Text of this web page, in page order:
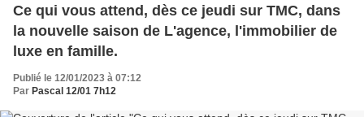
Ce qui vous attend, dès ce jeudi sur TMC, dans
la nouvelle saison de L'agence, l'immobilier de
luxe en famille.
Publié le 12/01/2023 à 07:12
Par Pascal 12/01 7h12